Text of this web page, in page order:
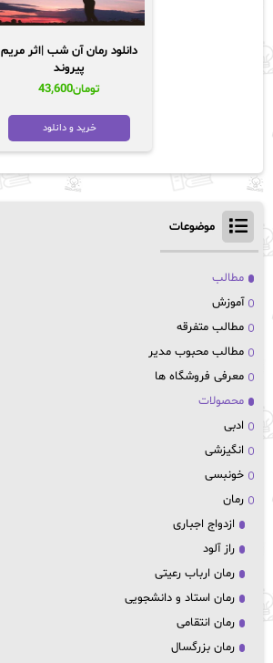
دانلود رمان آن شب |اثر مریم
پیروند
تومان43,600
خرید و دانلود
موضوعات
مطالب
آموزش
مطالب متفرقه
مطالب محبوب مدیر
معرفی فروشگاه ها
محصولات
ادبی
انگیزشی
خونبسی
رمان
ازدواج اجباری
راز آلود
رمان ارباب رعیتی
رمان استاد و دانشجویی
رمان انتقامی
رمان بزرگسال